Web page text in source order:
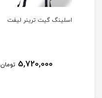
اسلینگ گیت ترینر لیفت
5,720,000 تومان